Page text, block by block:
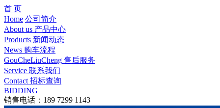
首 页
Home 公司简介
About us 产品中心
Products 新闻动态
News 购车流程
GouCheLiuCheng 售后服务
Service 联系我们
Contact 招标查询
BIDDING
销售电话：189 7299 1143